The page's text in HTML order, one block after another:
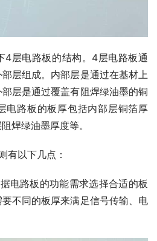
4层电路板的结构。4层电路板通
层组成。内部层是通过在基材上
层是通过覆盖有阻焊绿油墨的铜
电路板的板厚包括内部层铜箔厚
焊绿油墨厚度等。
有以下几点：
电路板的功能需求选择合适的板
不同的板厚来满足信号传输、电